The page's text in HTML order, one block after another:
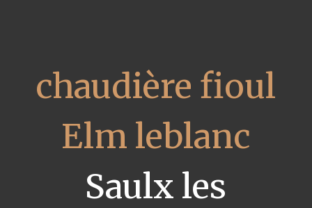
chaudière fioul
Elm leblanc
Saulx les